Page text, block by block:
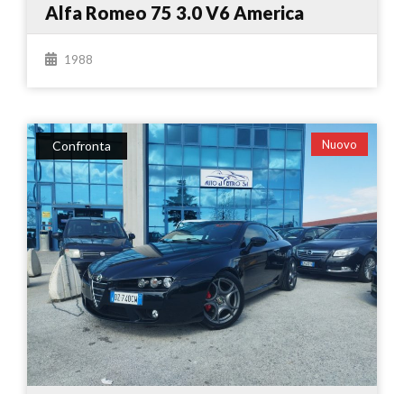
Alfa Romeo 75 3.0 V6 America
1988
Nuovo
Confronta